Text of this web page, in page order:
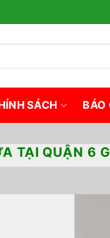
SÁCH BÁO
TẠI QUẬN 6